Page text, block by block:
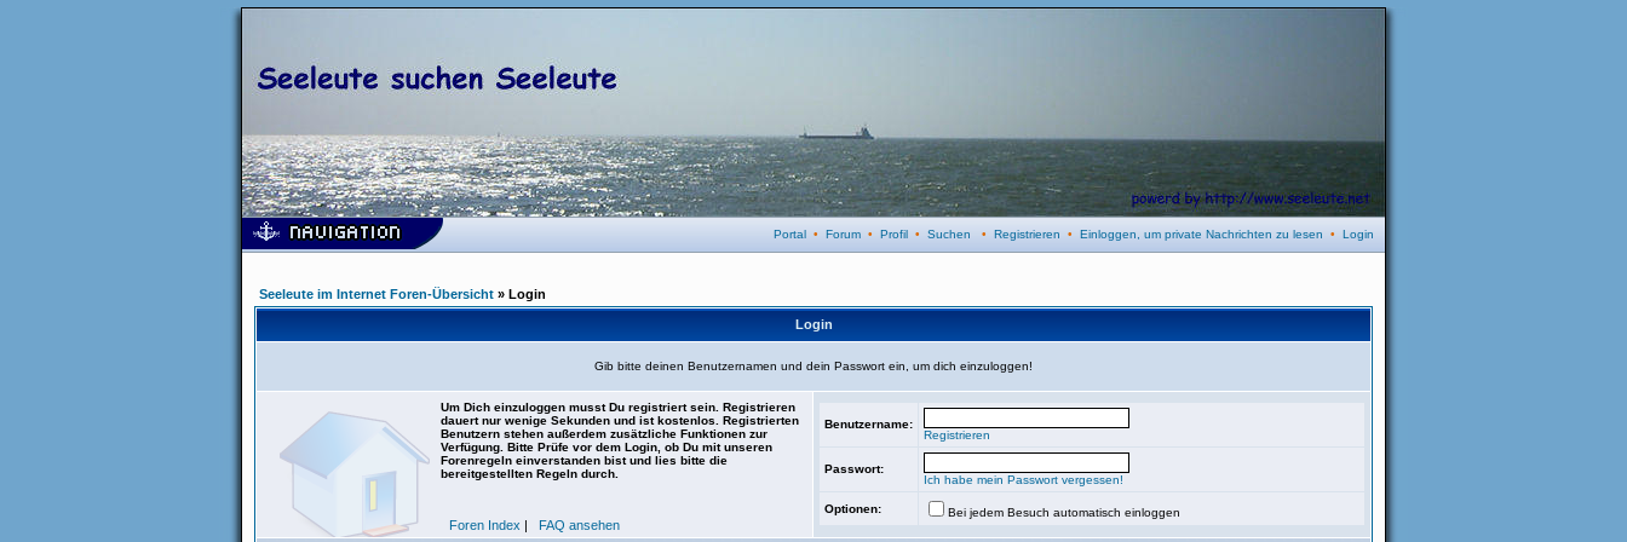
Portal • Forum • Profil • Suchen • Registrieren • Einloggen, um private Nachrichten zu lesen • Login
Seeleute im Internet Foren-Übersicht » Login
Login
Gib bitte deinen Benutzernamen und dein Passwort ein, um dich einzuloggen!
Um Dich einzuloggen musst Du registriert sein. Registrieren
dauert nur wenige Sekunden und ist kostenlos. Registrierten
Benutzern stehen außerdem zusätzliche Funktionen zur
Verfügung. Bitte Prüfe vor dem Login, ob Du mit unseren
Forenregeln einverstanden bist und lies bitte die
bereitgestellten Regeln durch.
Foren Index | FAQ ansehen
Benutzername:
Registrieren
Passwort:
Ich habe mein Passwort vergessen!
Optionen: Bei jedem Besuch automatisch einloggen